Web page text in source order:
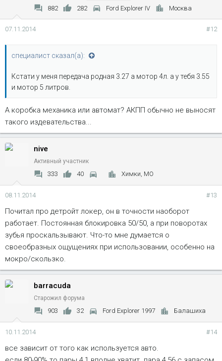
882 282 Ford Explorer IV Москва
07.11.2014 #12
специалист сказал(а):
Кстати у меня передача родная 3.27 а мотор 4л. а у тебя 3.55
и мотор 5 литров.
А коробка механика или автомат? АКПП обычно не выносят
такого издевательства...
nive
Активный участник
333 40 Химки, МО
08.11.2014 #13
Почитал про детройт локер, он в точности наоборот
работает. Постоянная блокировка 50/50, а при поворотах
зубья проскальзывают. Что-то мне думается о
своеобразных ощущениях при использовании, особенно на
мокро/скользко.
barracuda
Старожил форума
903 32 Ford Explorer 1997 Балашиха
10.11.2014 #14
все зависит от того как используется авто.